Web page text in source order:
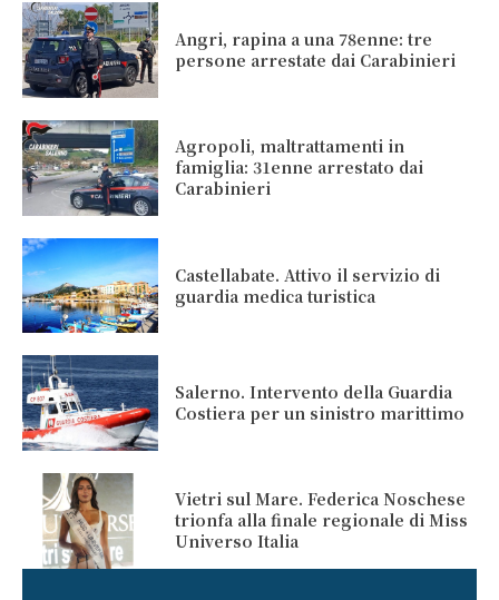
Angri, rapina a una 78enne: tre
persone arrestate dai Carabinieri
Agropoli, maltrattamenti in
famiglia: 31enne arrestato dai
Carabinieri
Castellabate. Attivo il servizio di
guardia medica turistica
Salerno. Intervento della Guardia
Costiera per un sinistro marittimo
Vietri sul Mare. Federica Noschese
trionfa alla finale regionale di Miss
Universo Italia